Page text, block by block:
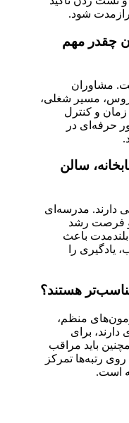
شود.
چقدر مهم
مشاوران
مسیر شغلی،
و کنترل
حرفه‌ای در
سالن
دارند. مدرسه‌ای
و فرصت رشد
بلندمدت باعث
را
هستند؟
منظم،
برای
باید مراقب
رتبه‌ها تمرکز
است.